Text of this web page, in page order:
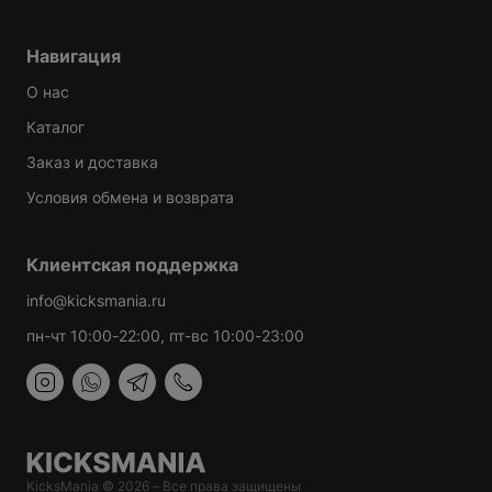
Навигация
О нас
Каталог
Заказ и доставка
Условия обмена и возврата
Клиентская поддержка
info@kicksmania.ru
пн-чт 10:00-22:00, пт-вс 10:00-23:00
KicksMania © 2026 – Все права защищены